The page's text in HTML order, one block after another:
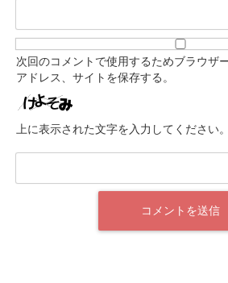
次回のコメントで使用するためブラウザ
アドレス、サイトを保存する。
上に表示された文字を入力してください。